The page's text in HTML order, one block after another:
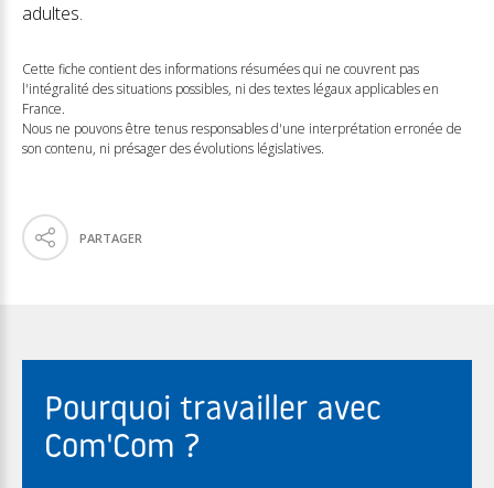
adultes.
Cette fiche contient des informations résumées qui ne couvrent pas
l'intégralité des situations possibles, ni des textes légaux applicables en
France.
Nous ne pouvons être tenus responsables d'une interprétation erronée de
son contenu, ni présager des évolutions législatives.
PARTAGER
Pourquoi travailler avec
Com'Com ?